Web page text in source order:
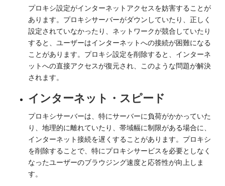
プロキシ設定がインターネットアクセスを妨害することが
あります。プロキシサーバーがダウンしていたり、正しく
設定されていなかったり、ネットワークが競合していたり
すると、ユーザーはインターネットへの接続が困難になる
ことがあります。プロキシ設定を削除すると、インターネ
ットへの直接アクセスが復元され、このような問題が解決
されます。
インターネット・スピード
プロキシサーバーは、特にサーバーに負荷がかかっていた
り、地理的に離れていたり、帯域幅に制限がある場合に、
インターネット接続を遅くすることがあります。プロキシ
を削除することで、特にプロキシサービスを必要としなく
なったユーザーのブラウジング速度と応答性が向上しま
す。